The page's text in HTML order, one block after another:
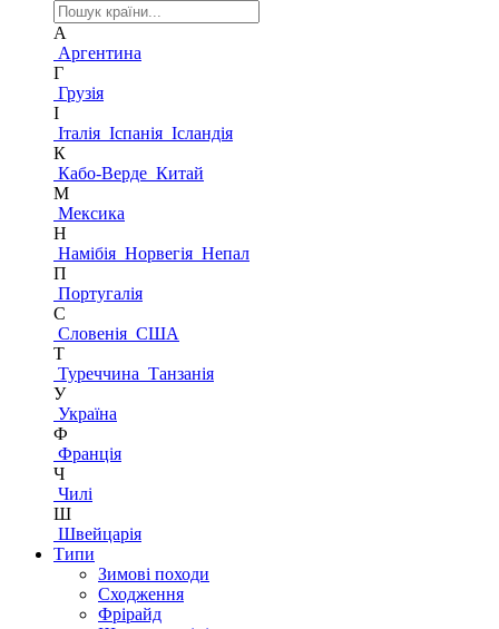
А
Аргентина
Г
Грузія
І
Італія Іспанія Ісландія
К
Кабо-Верде Китай
М
Мексика
Н
Намібія Норвегія Непал
П
Португалія
С
Словенія США
Т
Туреччина Танзанія
У
Україна
Ф
Франція
Ч
Чилі
Ш
Швейцарія
Типи
Зимові походи
Сходження
Фрірайд